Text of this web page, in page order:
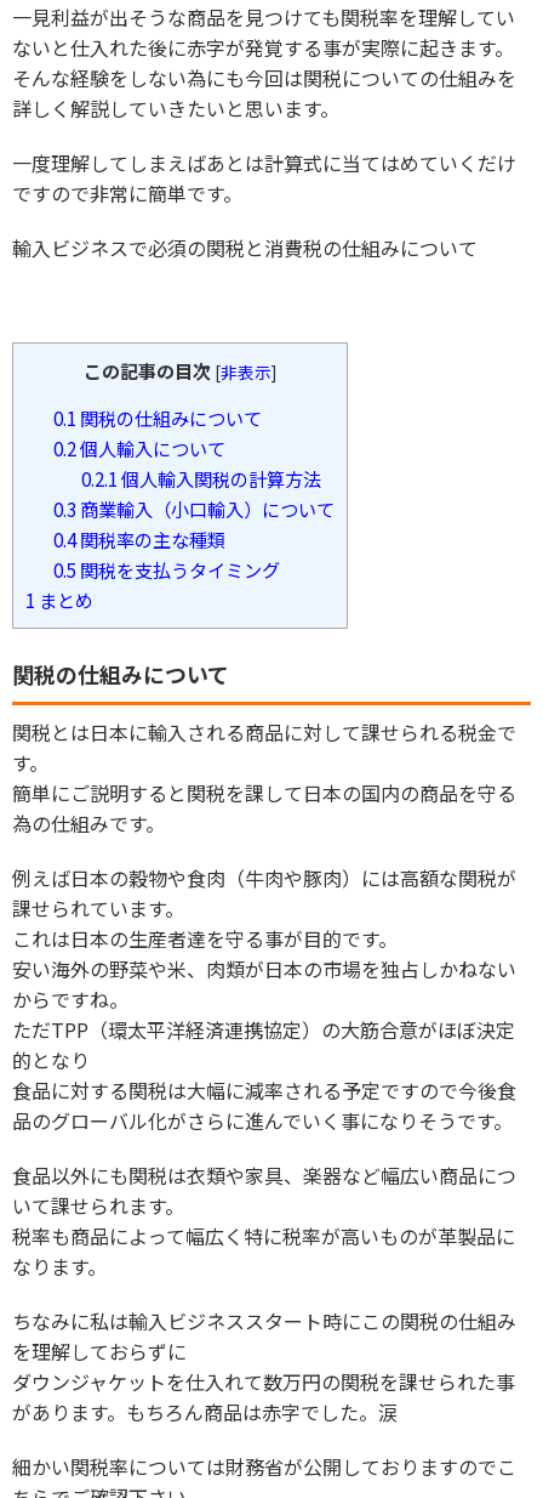
一見利益が出そうな商品を見つけても関税率を理解してい
ないと仕入れた後に赤字が発覚する事が実際に起きます。
そんな経験をしない為にも今回は関税についての仕組みを
詳しく解説していきたいと思います。
一度理解してしまえばあとは計算式に当てはめていくだけ
ですので非常に簡単です。
輸入ビジネスで必須の関税と消費税の仕組みについて
この記事の目次 [非表示]
0.1 関税の仕組みについて
0.2個人輸入について
0.2.1個人輸入関税の計算方法
0.3 商業輸入（小口輸入）について
0.4関税率の主な種類
0.5 関税を支払うタイミング
1 まとめ
関税の仕組みについて
関税とは日本に輸入される商品に対して課せられる税金で
す。
簡単にご説明すると関税を課して日本の国内の商品を守る
為の仕組みです。
例えば日本の穀物や食肉（牛肉や豚肉）には高額な関税が
課せられています。
これは日本の生産者達を守る事が目的です。
安い海外の野菜や米、肉類が日本の市場を独占しかねない
からですね。
ただTPP（環太平洋経済連携協定）の大筋合意がほぼ決定
的となり
食品に対する関税は大幅に減率される予定ですので今後食
品のグローバル化がさらに進んでいく事になりそうです。
食品以外にも関税は衣類や家具、楽器など幅広い商品につ
いて課せられます。
税率も商品によって幅広く特に税率が高いものが革製品に
なります。
ちなみに私は輸入ビジネススタート時にこの関税の仕組み
を理解しておらずに
ダウンジャケットを仕入れて数万円の関税を課せられた事
があります。もちろん商品は赤字でした。涙
細かい関税率については財務省が公開しておりますのでこ